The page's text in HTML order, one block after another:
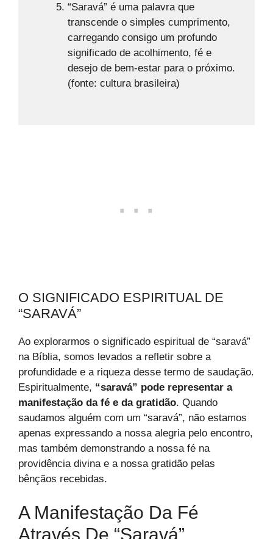
“Saravá” é uma palavra que
transcende o simples cumprimento,
carregando consigo um profundo
significado de acolhimento, fé e
desejo de bem-estar para o próximo.
(fonte: cultura brasileira)
O SIGNIFICADO ESPIRITUAL DE
“SARAVÁ”
Ao explorarmos o significado espiritual de “saravá”
na Bíblia, somos levados a refletir sobre a
profundidade e a riqueza desse termo de saudação.
Espiritualmente, “saravá” pode representar a
manifestação da fé e da gratidão. Quando
saudamos alguém com um “saravá”, não estamos
apenas expressando a nossa alegria pelo encontro,
mas também demonstrando a nossa fé na
providência divina e a nossa gratidão pelas
bênçãos recebidas.
A Manifestação Da Fé
Através De “Saravá”